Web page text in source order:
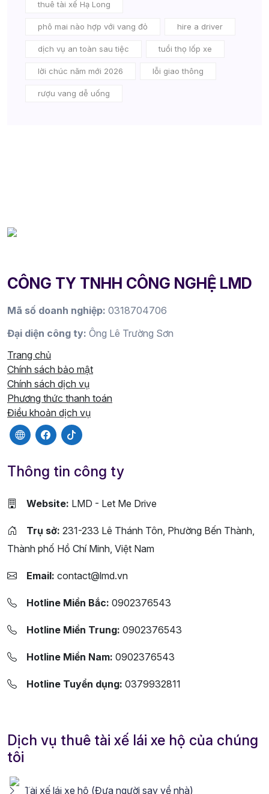
thuê tài xế Hạ Long
phô mai nào hợp với vang đỏ hire a driver
dịch vụ an toàn sau tiệc tuổi thọ lốp xe
lời chúc năm mới 2026 lỗi giao thông
rượu vang dễ uống
CÔNG TY TNHH CÔNG NGHỆ LMD
Mã số doanh nghiệp: 0318704706
Đại diện công ty: Ông Lê Trường Sơn
Trang chủ
Chính sách bảo mật
Chính sách dịch vụ
Phương thức thanh toán
Điều khoản dịch vụ
Thông tin công ty
Website: LMD - Let Me Drive
Trụ sở: 231-233 Lê Thánh Tôn, Phường Bến Thành,
Thành phố Hồ Chí Minh, Việt Nam
Email: contact@lmd.vn
Hotline Miền Bắc: 0902376543
Hotline Miền Trung: 0902376543
Hotline Miền Nam: 0902376543
Hotline Tuyển dụng: 0379932811
Dịch vụ thuê tài xế lái xe hộ của chúng
tôi
Tài xế lái xe hộ (Đưa người say về nhà)